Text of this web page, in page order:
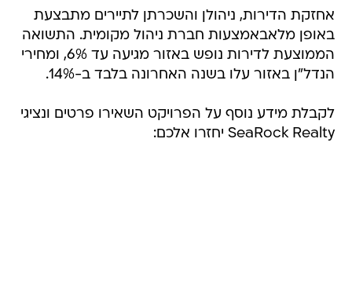
אחזקת הדירות, ניהולן והשכרתן לתיירים מתבצעת
באופן מלאבאמצעות חברת ניהול מקומית. התשואה
הממוצעת לדירות נופש באזור מגיעה עד 6%, ומחירי
הנדל"ן באזור עלו בשנה האחרונה בלבד ב-14%.
לקבלת מידע נוסף על הפרויקט השאירו פרטים ונציגי
SeaRock Realty יחזרו אלכם: